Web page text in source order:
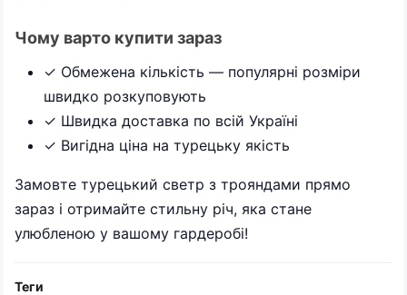
Чому варто купити зараз
✓ Обмежена кількість — популярні розміри
швидко розкуповують
✓ Швидка доставка по всій Україні
✓ Вигідна ціна на турецьку якість
Замовте турецький светр з трояндами прямо
зараз і отримайте стильну річ, яка стане
улюбленою у вашому гардеробі!
Теги